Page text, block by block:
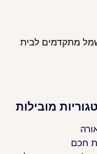
מתקדמים לבית
מובילות
חכם